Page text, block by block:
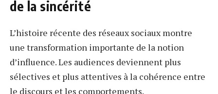
de la sincérité
L’histoire récente des réseaux sociaux montre
une transformation importante de la notion
d’influence. Les audiences deviennent plus
sélectives et plus attentives à la cohérence entre
le discours et les comportements.